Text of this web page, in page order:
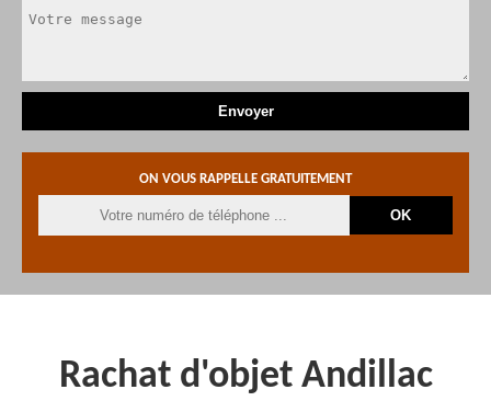
ON VOUS RAPPELLE GRATUITEMENT
Rachat d'objet Andillac